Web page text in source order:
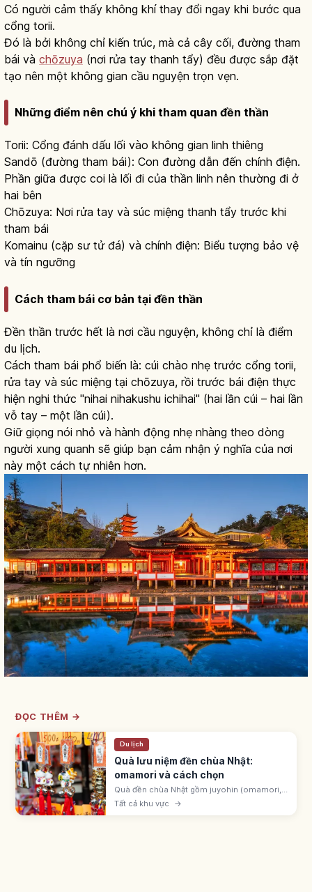
Có người cảm thấy không khí thay đổi ngay khi bước qua
cổng torii.
Đó là bởi không chỉ kiến trúc, mà cả cây cối, đường tham
bái và chōzuya (nơi rửa tay thanh tẩy) đều được sắp đặt
tạo nên một không gian cầu nguyện trọn vẹn.
Những điểm nên chú ý khi tham quan đền thần
Torii: Cổng đánh dấu lối vào không gian linh thiêng
Sandō (đường tham bái): Con đường dẫn đến chính điện.
Phần giữa được coi là lối đi của thần linh nên thường đi ở
hai bên
Chōzuya: Nơi rửa tay và súc miệng thanh tẩy trước khi
tham bái
Komainu (cặp sư tử đá) và chính điện: Biểu tượng bảo vệ
và tín ngưỡng
Cách tham bái cơ bản tại đền thần
Đền thần trước hết là nơi cầu nguyện, không chỉ là điểm
du lịch.
Cách tham bái phổ biến là: cúi chào nhẹ trước cổng torii,
rửa tay và súc miệng tại chōzuya, rồi trước bái điện thực
hiện nghi thức "nihai nihakushu ichihai" (hai lần cúi – hai lần
vỗ tay – một lần cúi).
Giữ giọng nói nhỏ và hành động nhẹ nhàng theo dòng
người xung quanh sẽ giúp bạn cảm nhận ý nghĩa của nơi
này một cách tự nhiên hơn.
ĐỌC THÊM →
Du lịch
Quà lưu niệm đền chùa Nhật:
omamori và cách chọn
Quà đền chùa Nhật gồm juyohin (omamori,
goshuin, ofuda) gọi là được ban tặng, và đồ
engimono ở cửa hàng monzen-machi.
Tất cả khu vực →